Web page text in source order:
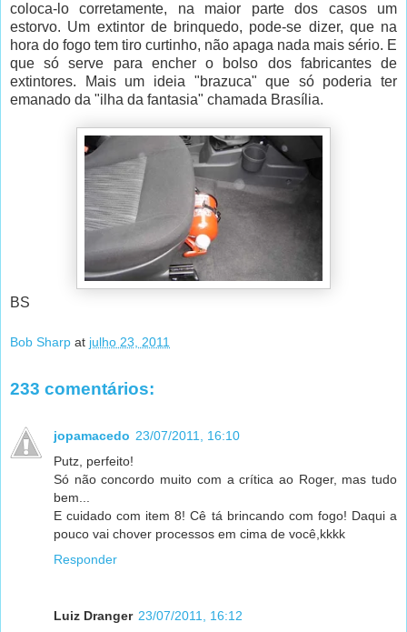
coloca-lo corretamente, na maior parte dos casos um
estorvo. Um extintor de brinquedo, pode-se dizer, que na
hora do fogo tem tiro curtinho, não apaga nada mais sério. E
que só serve para encher o bolso dos fabricantes de
extintores. Mais um ideia "brazuca" que só poderia ter
emanado da "ilha da fantasia" chamada Brasília.
BS
Bob Sharp at julho 23, 2011
233 comentários:
jopamacedo 23/07/2011, 16:10
Putz, perfeito!
Só não concordo muito com a crítica ao Roger, mas tudo
bem...
E cuidado com item 8! Cê tá brincando com fogo! Daqui a
pouco vai chover processos em cima de você,kkkk
Responder
Luiz Dranger 23/07/2011, 16:12